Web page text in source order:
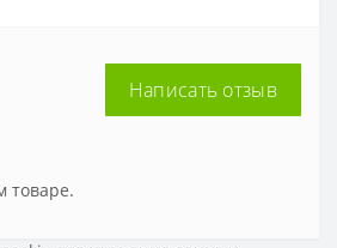
Написать отзыв
товаре.